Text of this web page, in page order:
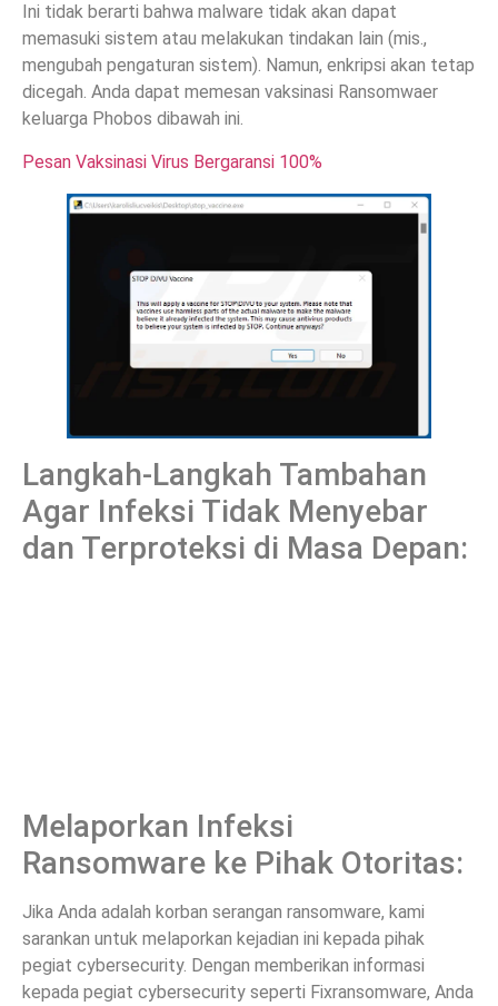
Ini tidak berarti bahwa malware tidak akan dapat
memasuki sistem atau melakukan tindakan lain (mis.,
mengubah pengaturan sistem). Namun, enkripsi akan tetap
dicegah. Anda dapat memesan vaksinasi Ransomwaer
keluarga Phobos dibawah ini.
Pesan Vaksinasi Virus Bergaransi 100%
Langkah-Langkah Tambahan
Agar Infeksi Tidak Menyebar
dan Terproteksi di Masa Depan:
Melaporkan Infeksi
Ransomware ke Pihak Otoritas:
Jika Anda adalah korban serangan ransomware, kami
sarankan untuk melaporkan kejadian ini kepada pihak
pegiat cybersecurity. Dengan memberikan informasi
kepada pegiat cybersecurity seperti Fixransomware, Anda